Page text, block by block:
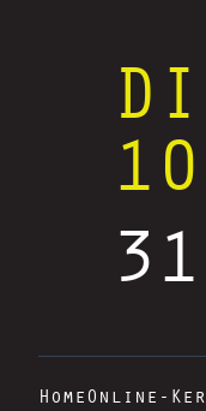
HomeOnline-